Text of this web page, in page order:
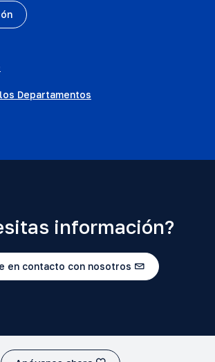
Departamentos
información?
en contacto con nosotros